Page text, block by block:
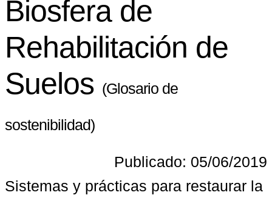
Biosfera de
Rehabilitación de
Suelos (Glosario de
sostenibilidad)
Publicado: 05/06/2019
Sistemas y prácticas para restaurar la